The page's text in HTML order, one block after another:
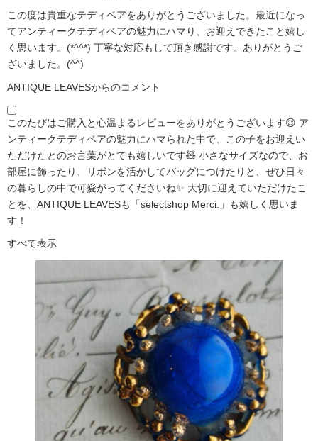
この度は貴重なテディベアをありがとうございました。最近になっ
てアンティークテディベアの魅力にハマり、お迎えできたこと嬉し
く思います。(*^^*) 丁寧な対応もして頂き感謝です。ありがとうご
ざいました。(^^)
ANTIQUE LEAVESからのコメント
このたびはご購入と心温まるレビューをありがとうございます😊 ア
ンティークテディベアの魅力にハマられた中で、この子をお迎えい
ただけたとのお言葉がとても嬉しいです🧸 小さなサイズなので、お
部屋に飾ったり、リボンを活かしてバッグにつけたりと、ぜひ日々
の暮らしの中で可愛がってくださいね✨ 大切に迎えていただけたこ
とを、ANTIQUE LEAVESも「selectshop Merci.」も嬉しく思いま
す！
すべて表示